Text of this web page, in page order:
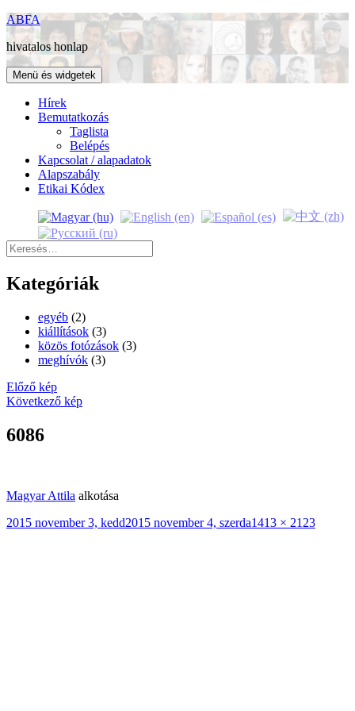
Kilépés
a
tartalomba
ABFA
hivatalos honlap
Menü és widgetek
Hírek
Bemutatkozás
Taglista
Belépés
Kapcsolat / alapadatok
Alapszabály
Etikai Kódex
Keresés:
Kategóriák
egyéb (2)
kiállítások (3)
közös fotózások (3)
meghívók (3)
Előző kép
Következő kép
6086
Magyar Attila alkotása
Közzétéve
2015 november 3, kedd2015 november 4, szerdaTeljes
1413 × 2123